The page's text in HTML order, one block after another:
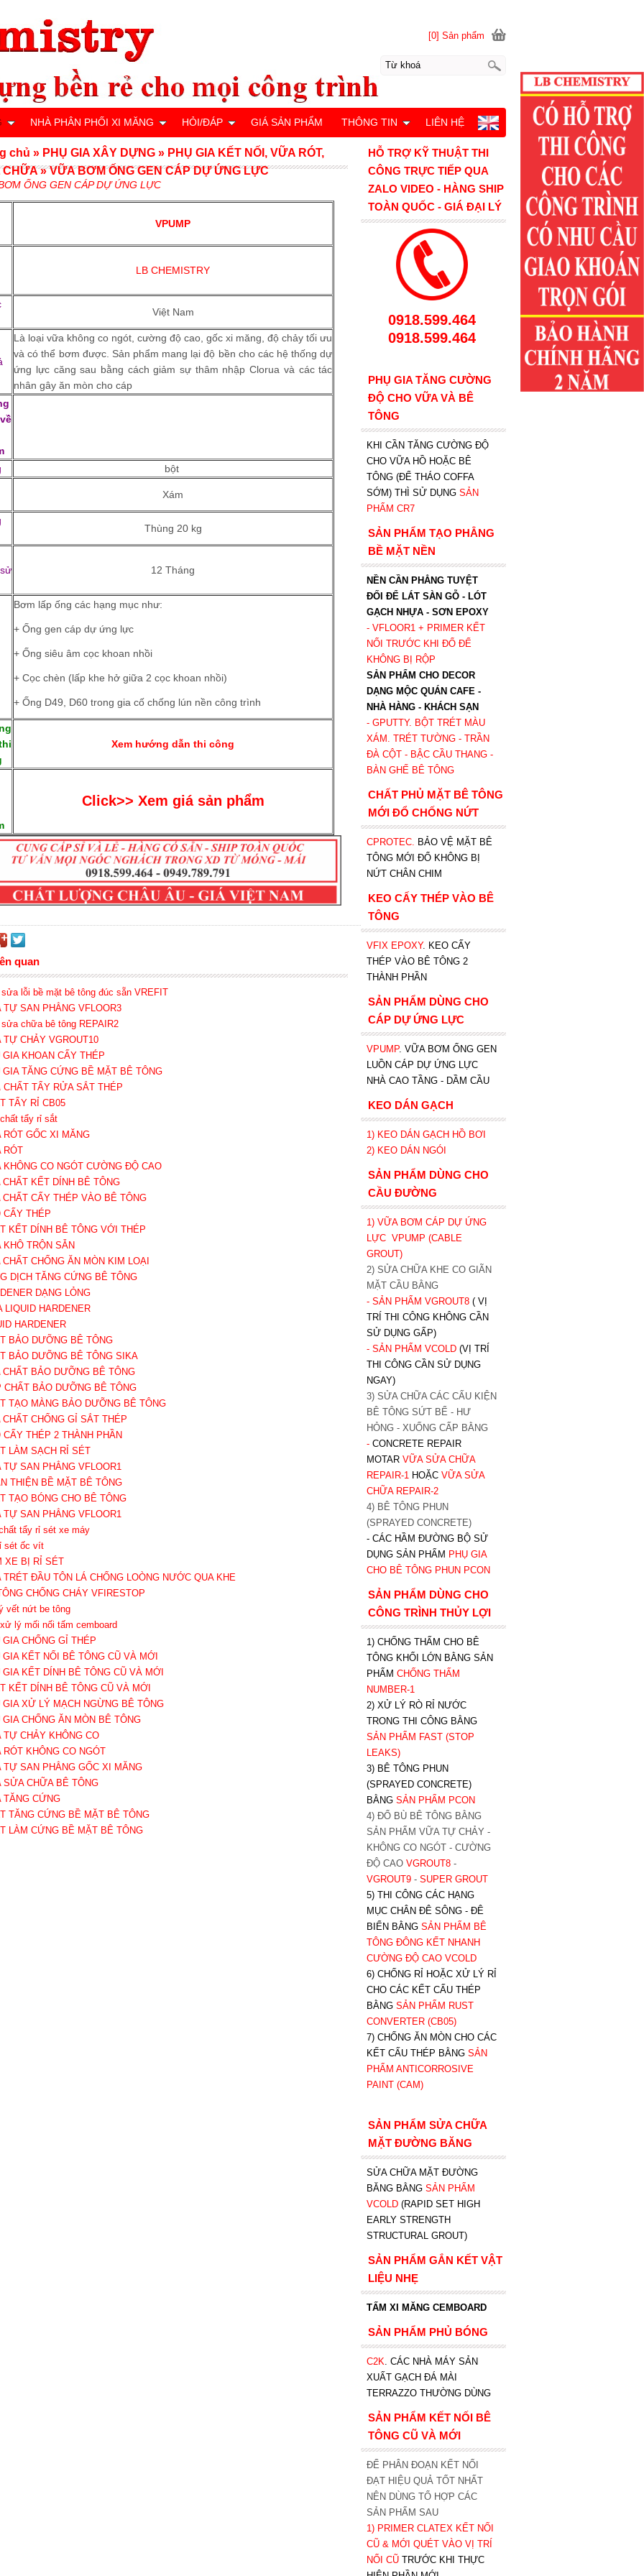
ỐNG GEN CÁP DỰ ỨNG LỰC
VPUMP
LB CHEMISTRY
Việt Nam
Là loại vữa không co ngót, cường độ cao, gốc xi măng, độ chảy tối ưu
và có thể bơm được. Sản phẩm mang lại độ bền cho các hệ thống dự
ứng lực căng sau bằng cách giảm sự thâm nhập Clorua và các tác
nhân gây ăn mòn cho cáp
bột
Xám
Thùng 20 kg
12 Tháng
Bơm lấp ống các hạng mục như:
+ Ống gen cáp dự ứng lực
+ Ống siêu âm cọc khoan nhồi
+ Cọc chèn (lấp khe hở giữa 2 cọc khoan nhồi)
+ Ống D49, D60 trong gia cố chống lún nền công trình
Xem hướng dẫn thi công
Click>> Xem giá sản phẩm
quan
sửa lỗi bề mặt bê tông đúc sẵn VREFIT
TỰ SAN PHẲNG VFLOOR3
sửa chữa bê tông REPAIR2
TỰ CHẢY VGROUT10
GIA KHOAN CẤY THÉP
GIA TĂNG CỨNG BỀ MẶT BÊ TÔNG
CHẤT TẨY RỬA SẮT THÉP
TẨY RỈ CB05
chất tẩy rỉ sắt
RÓT GỐC XI MĂNG
RÓT
KHÔNG CO NGÓT CƯỜNG ĐỘ CAO
CHẤT KẾT DÍNH BÊ TÔNG
CHẤT CẤY THÉP VÀO BÊ TÔNG
CẤY THÉP
KẾT DÍNH BÊ TÔNG VỚI THÉP
KHÔ TRỘN SẴN
CHẤT CHỐNG ĂN MÒN KIM LOẠI
DỊCH TĂNG CỨNG BÊ TÔNG
DẠNG LỎNG
LIQUID HARDENER
HARDENER
BẢO DƯỠNG BÊ TÔNG
BẢO DƯỠNG BÊ TÔNG SIKA
CHẤT BẢO DƯỠNG BÊ TÔNG
CHẤT BẢO DƯỠNG BÊ TÔNG
TẠO MÀNG BẢO DƯỠNG BÊ TÔNG
CHẤT CHỐNG GỈ SẮT THÉP
CẤY THÉP 2 THÀNH PHẦN
LÀM SẠCH RỈ SÉT
TỰ SAN PHẲNG VFLOOR1
THIỆN BỀ MẶT BÊ TÔNG
TẠO BÓNG CHO BÊ TÔNG
TỰ SAN PHẲNG VFLOOR1
tẩy rỉ sét xe máy
sét ốc vít
XE BỊ RỈ SÉT
TRÉT ĐẦU TÔN LÁ CHỐNG LOÒNG NƯỚC QUA KHE
CHỐNG CHÁY VFIRESTOP
vết nứt be tông
lý mối nối tấm cemboard
GIA CHỐNG GỈ THÉP
GIA KẾT NỐI BÊ TÔNG CŨ VÀ MỚI
GIA KẾT DÍNH BÊ TÔNG CŨ VÀ MỚI
KẾT DÍNH BÊ TÔNG CŨ VÀ MỚI
GIA XỬ LÝ MẠCH NGỪNG BÊ TÔNG
GIA CHỐNG ĂN MÒN BÊ TÔNG
TỰ CHẢY KHÔNG CO
RÓT KHÔNG CO NGÓT
TỰ SAN PHẲNG GỐC XI MĂNG
SỬA CHỮA BÊ TÔNG
TĂNG CỨNG
TĂNG CỨNG BỀ MẶT BÊ TÔNG
LÀM CỨNG BỀ MẶT BÊ TÔNG
chủ » PHỤ GIA XÂY DỰNG » PHỤ GIA KẾT NỐI, VỮA RÓT,
CHỮA »VỮA BƠM ỐNG GEN CÁP DỰ ỨNG LỰC
HỖ TRỢ KỸ THUẬT THI
CÔNG TRỰC TIẾP QUA
ZALO VIDEO - HÀNG SHIP
TOÀN QUỐC - GIÁ ĐẠI LÝ
0918.599.464
0918.599.464
PHỤ GIA TĂNG CƯỜNG
ĐỘ CHO VỮA VÀ BÊ
TÔNG
KHI CẦN TĂNG CƯỜNG ĐỘ
CHO VỮA HỒ HOẶC BÊ
TÔNG (ĐỂ THÁO COFFA
SỚM) THÌ SỬ DỤNG SẢN
PHẨM CR7
SẢN PHẨM TẠO PHẲNG
BỀ MẶT NỀN
NỀN CẦN PHẲNG TUYỆT
ĐỐI ĐỂ LÁT SÀN GỖ - LÓT
GẠCH NHỰA - SƠN EPOXY
- VFLOOR1+ PRIMER KẾT
NỐI TRƯỚC KHI ĐỔ ĐỂ
KHÔNG BỊ RỘP
SẢN PHẨM CHO DECOR
DẠNG MỘC QUÁN CAFE -
NHÀ HÀNG - KHÁCH SẠN
- GPUTTY. BỘT TRÉT MÀU
XÁM. TRÉT TƯỜNG - TRẦN
ĐÀ CỘT - BẬC CẦU THANG -
BÀN GHẾ BÊ TÔNG
CHẤT PHỦ MẶT BÊ TÔNG
MỚI ĐỔ CHỐNG NỨT
CPROTEC. BẢO VỆ MẶT BÊ
TÔNG MỚI ĐỔ KHÔNG BỊ
NỨT CHÂN CHIM
KEO CẤY THÉP VÀO BÊ
TÔNG
VFIX EPOXY. KEO CẤY
THÉP VÀO BÊ TÔNG 2
THÀNH PHẦN
SẢN PHẨM DÙNG CHO
CÁP DỰ ỨNG LỰC
VPUMP. VỮA BƠM ỐNG GEN
LUỒN CÁP DỰ ỨNG LỰC
NHÀ CAO TẦNG - DẦM CẦU
KEO DÁN GẠCH
1) KEO DÁN GẠCH HỒ BƠI
2) KEO DÁN NGÓI
SẢN PHẨM DÙNG CHO
CẦU ĐƯỜNG
1) VỮA BƠM CÁP DỰ ỨNG
LỰC VPUMP (CABLE
GROUT)
2) SỬA CHỮA KHE CO GIÃN
MẶT CẦU BẰNG
- SẢN PHẨM VGROUT8 ( VỊ
TRÍ THI CÔNG KHÔNG CẦN
SỬ DỤNG GẤP)
- SẢN PHẨM VCOLD (VỊ TRÍ
THI CÔNG CẦN SỬ DỤNG
NGAY)
3) SỬA CHỮA CÁC CẤU KIỆN
BÊ TÔNG SỨT BỂ - HƯ
HỎNG - XUỐNG CẤP BẰNG
- CONCRETE REPAIR
MOTAR VỮA SỬA CHỮA
REPAIR-1 HOẶC VỮA SỬA
CHỮA REPAIR-2
4) BÊ TÔNG PHUN
(SPRAYED CONCRETE)
- CÁC HẦM ĐƯỜNG BỘ SỬ
DỤNG SẢN PHẨM PHỤ GIA
CHO BÊ TÔNG PHUN PCON
SẢN PHẨM DÙNG CHO
CÔNG TRÌNH THỦY LỢI
1) CHỐNG THẤM CHO BÊ
TÔNG KHỐI LỚN BẰNG SẢN
PHẨM CHỐNG THẤM
NUMBER-1
2) XỬ LÝ RÒ RỈ NƯỚC
TRONG THI CÔNG BẰNG
SẢN PHẨM FAST (STOP
LEAKS)
3) BÊ TÔNG PHUN
(SPRAYED CONCRETE)
BẰNG SẢN PHẨM PCON
4) ĐỔ BÙ BÊ TÔNG BẰNG
SẢN PHẨM VỮA TỰ CHẢY -
KHÔNG CO NGÓT - CƯỜNG
ĐỘ CAO VGROUT8-
VGROUT9- SUPER GROUT
5) THI CÔNG CÁC HẠNG
MỤC CHÂN ĐÊ SÔNG - ĐÊ
BIỂN BẰNG SẢN PHẨM BÊ
TÔNG ĐÔNG KẾT NHANH
CƯỜNG ĐỘ CAO VCOLD
6) CHỐNG RỈ HOẶC XỬ LÝ RỈ
CHO CÁC KẾT CẤU THÉP
BẰNG SẢN PHẨM RUST
CONVERTER (CB05)
7) CHỐNG ĂN MÒN CHO CÁC
KẾT CẤU THÉP BẰNG SẢN
PHẨM ANTICORROSIVE
PAINT (CAM)
SẢN PHẨM SỬA CHỮA
MẶT ĐƯỜNG BĂNG
SỬA CHỮA MẶT ĐƯỜNG
BĂNG BẰNG SẢN PHẨM
VCOLD (RAPID SET HIGH
EARLY STRENGTH
STRUCTURAL GROUT)
SẢN PHẨM GẮN KẾT VẬT
LIỆU NHẸ
TẤM XI MĂNG CEMBOARD
SẢN PHẨM PHỦ BÓNG
C2K. CÁC NHÀ MÁY SẢN
XUẤT GẠCH ĐÁ MÀI
TERRAZZO THƯỜNG DÙNG
SẢN PHẨM KẾT NỐI BÊ
TÔNG CŨ VÀ MỚI
ĐỂ PHÂN ĐOẠN KẾT NỐI
ĐẠT HIỆU QUẢ TỐT NHẤT
NÊN DÙNG TỔ HỢP CÁC
SẢN PHẨM SAU
1) PRIMER CLATEX KẾT NỐI
CŨ & MỚI QUÉT VÀO VỊ TRÍ
NỐI CŨ TRƯỚC KHI THỰC
[0] Sản phẩm
NHÀ PHÂN PHỐI XI MĂNG HỎI/ĐÁP GIÁ SẢN PHẨM THÔNG TIN LIÊN HỆ